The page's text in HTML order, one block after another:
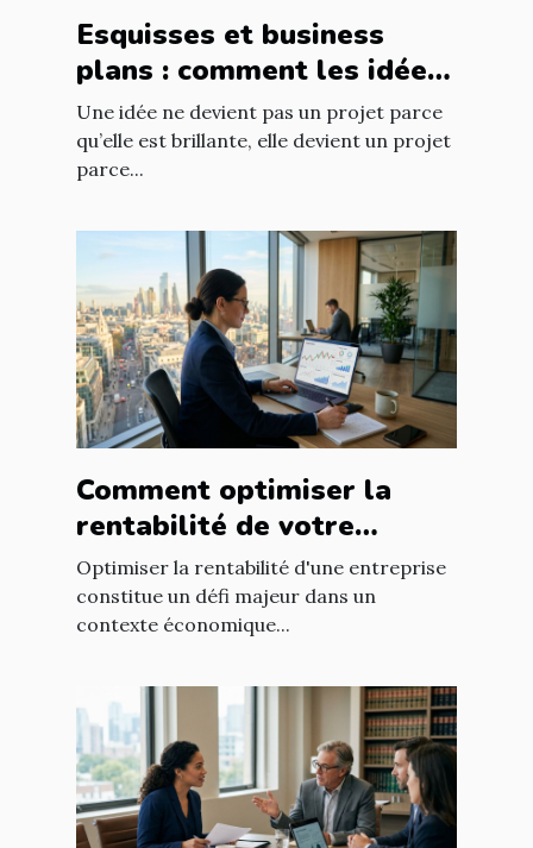
Esquisses et business
plans : comment les idées
prennent forme
Une idée ne devient pas un projet parce
qu’elle est brillante, elle devient un projet
parce...
Comment optimiser la
rentabilité de votre
entreprise avec des
stratégies efficaces ?
Optimiser la rentabilité d'une entreprise
constitue un défi majeur dans un
contexte économique...